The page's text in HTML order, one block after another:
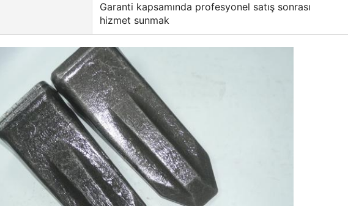
Garanti kapsamında profesyonel satış sonrası
hizmet sunmak